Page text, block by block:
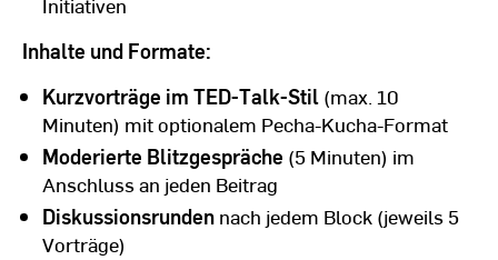
Inhalte und Formate:
Kurzvorträge im TED-Talk-Stil (max. 10
Minuten) mit optionalem Pecha-Kucha-Format
Moderierte Blitzgespräche (5 Minuten) im
Anschluss an jeden Beitrag
Diskussionsrunden nach jedem Block (jeweils 5
Vorträge)